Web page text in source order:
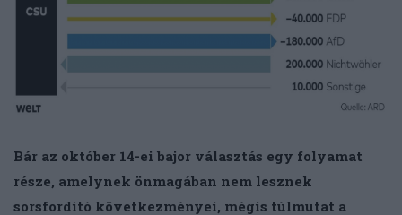
Bár az október 14-ei bajor választás egy folyamat
része, amelynek önmagában nem lesznek
sorsfordító következményei, mégis túlmutat a